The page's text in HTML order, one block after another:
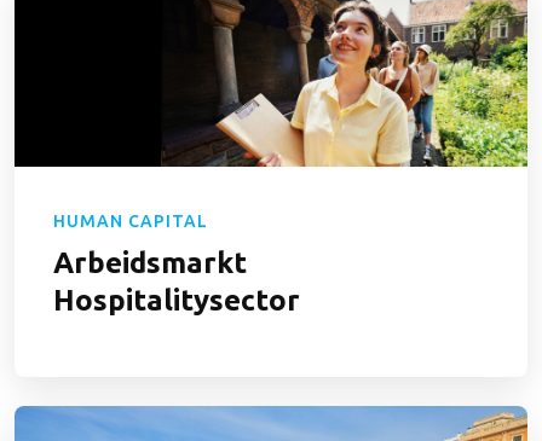
HUMAN CAPITAL
Arbeidsmarkt
Hospitalitysector